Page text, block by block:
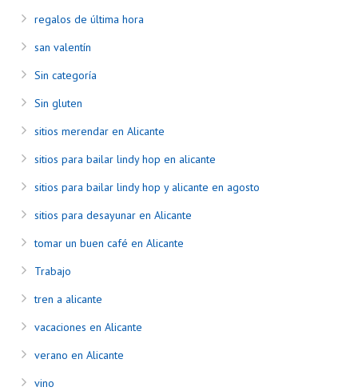
regalos de última hora
san valentín
Sin categoría
Sin gluten
sitios merendar en Alicante
sitios para bailar lindy hop en alicante
sitios para bailar lindy hop y alicante en agosto
sitios para desayunar en Alicante
tomar un buen café en Alicante
Trabajo
tren a alicante
vacaciones en Alicante
verano en Alicante
vino